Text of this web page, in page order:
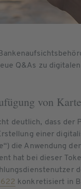
Q&As zu
von
deutlich, dass der
einer
die Anwendung
hat bei dieser
konkretisiert in